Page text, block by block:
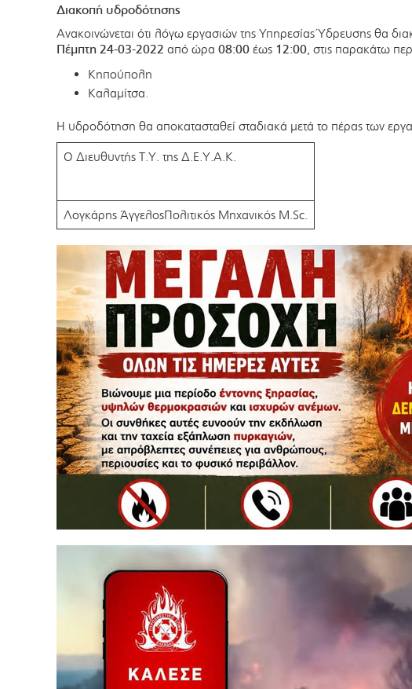
Διακοπή υδροδότησης
Ανακοινώνεται ότι λόγω εργασιών της Υπηρεσίας Ύδρευσης θα
Πέμπτη 24-03-2022 από ώρα 08:00 έως 12:00, στις παρακάτω
Κηπούπολη
Καλαμίτσα.
Η υδροδότηση θα αποκατασταθεί σταδιακά μετά το πέρας των
Ο Διευθυντής Τ.Υ. της Δ.Ε.Υ.Α.Κ.
Λογκάρης ΆγγελοςΠολιτικός Μηχανικός M.Sc.